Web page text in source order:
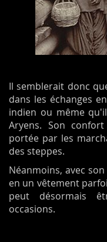
Il semblerait donc
dans les échanges
indien ou même
Aryens. Son
portée par les
des steppes.
Néanmoins, avec
en un vêtement
peut désormais
occasions.